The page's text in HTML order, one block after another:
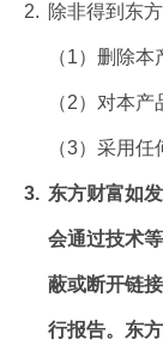
2. 除非得到东
（1）删除
（2）对本
（3）采用
3. 东方财富如
会通过技术
蔽或断开链
行报告。东